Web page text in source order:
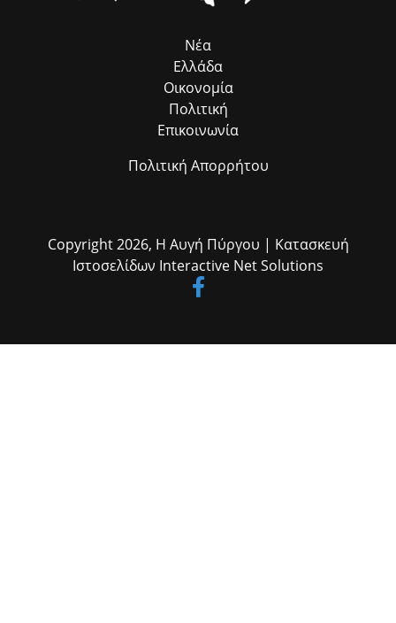
Ρομά κ. Νίκο Μπατζαλή, για την ακριβή μεταφορά των αναγκών από
η ομαδική δουλειά φέρνει απτά αποτελέσματα για όλους τους
Νέα
Ελλάδα
Οικονομία
Πολιτική
Επικοινωνία
Πολιτική Απορρήτου
Copyright 2026, Η Αυγή Πύργου | Κατασκευή
Ιστοσελίδων Interactive Net Solutions